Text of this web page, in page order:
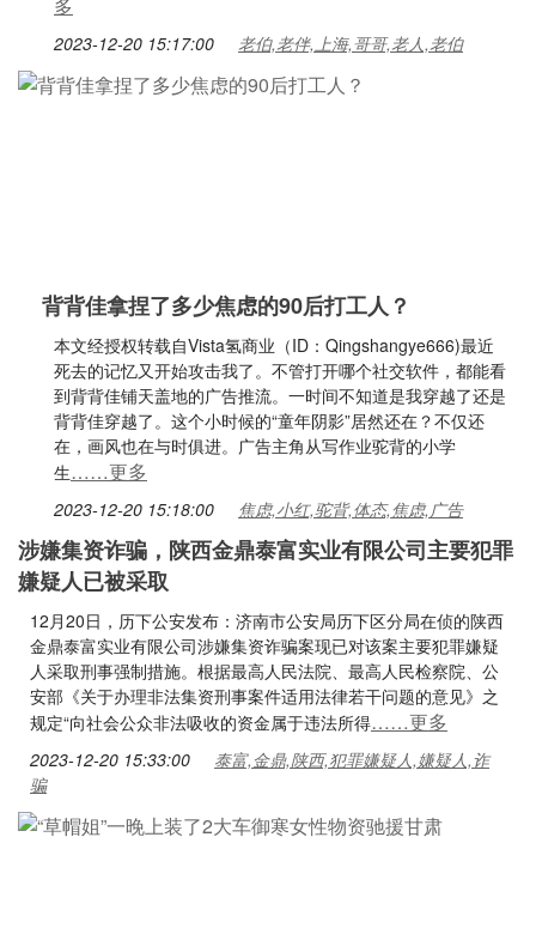
2023-12-20 15:17:00 老伯,老伴,上海,哥哥,老人,老伯
背背佳拿捏了多少焦虑的90后打工人？
本文经授权转载自Vista氢商业（ID：Qingshangye666)最近
死去的记忆又开始攻击我了。不管打开哪个社交软件，都能看
到背背佳铺天盖地的广告推流。一时间不知道是我穿越了还是
背背佳穿越了。这个小时候的“童年阴影”居然还在？不仅还
在，画风也在与时俱进。广告主角从写作业驼背的小学
生……更多
2023-12-20 15:18:00 焦虑,小红,驼背,体态,焦虑,广告
涉嫌集资诈骗，陕西金鼎泰富实业有限公司主要犯罪
嫌疑人已被采取
12月20日，历下公安发布：济南市公安局历下区分局在侦的陕西
金鼎泰富实业有限公司涉嫌集资诈骗案现已对该案主要犯罪嫌疑
人采取刑事强制措施。根据最高人民法院、最高人民检察院、公
安部《关于办理非法集资刑事案件适用法律若干问题的意见》之
规定“向社会公众非法吸收的资金属于违法所得……更多
2023-12-20 15:33:00
泰富,金鼎,陕西,犯罪嫌疑人,嫌疑人,诈
骗